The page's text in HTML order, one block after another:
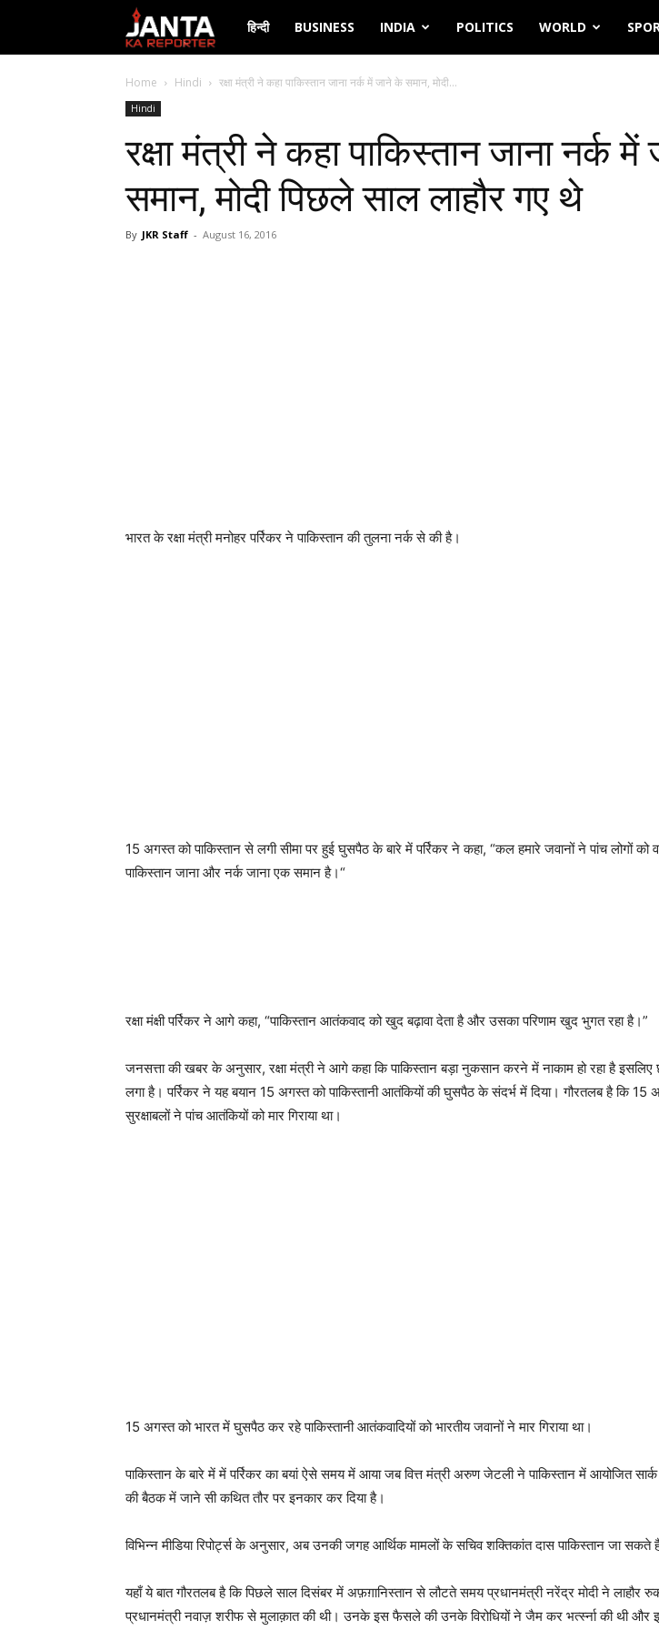
Janta
Ka
Reporter
हिन्दी BUSINESS INDIA POLITICS WORLD
Home Hindi रक्षा मंत्री ने कहा पाकिस्तान जाना नर्क में जाने के समान, मोदी...
Hindi
रक्षा मंत्री ने कहा पाकिस्तान जाना नर्क
समान, मोदी पिछले साल लाहौर गए थे
By JKR Staff - August 16, 2016
भारत के रक्षा मंत्री मनोहर पर्रिकर ने पाकिस्तान की तुलना नर्क से की है।
15 अगस्त को पाकिस्तान से लगी सीमा पर हुई घुसपैठ के बारे में पर्रिकर ने कहा, “कल हमारे जवानों ने पांच लोगों को
पाकिस्तान जाना और नर्क जाना एक समान है।“
रक्षा मंक्षी पर्रिकर ने आगे कहा, “पाकिस्तान आतंकवाद को खुद बढ़ावा देता है और उसका परिणाम खुद भुगत रहा है।”
जनसत्ता की खबर के अनुसार, रक्षा मंत्री ने आगे कहा कि पाकिस्‍तान बड़ा नुकसान करने में नाकाम हो रहा है
लगा है। पर्रिकर ने यह बयान 15 अगस्‍त को पाकिस्‍तानी आतंकियों की घुसपैठ के संदर्भ में दिया। गौरतलब है कि 15
सुरक्षाबलों ने पांच आतंकियों को मार गिराया था।
15 अगस्त को भारत में घुसपैठ कर रहे पाकिस्तानी आतंकवादियों को भारतीय जवानों ने मार गिराया था।
पाकिस्तान के बारे में में पर्रिकर का बयां ऐसे समय में आया जब वित्त मंत्री अरुण जेटली ने पाकिस्तान में आयोजित सार्क
की बैठक में जाने सी कथित तौर पर इनकार कर दिया है।
विभिन्न मीडिया रिपोर्ट्स के अनुसार, अब उनकी जगह आर्थिक मामलों के सचिव शक्तिकांत दास पाकिस्‍तान जा सकते
यहाँ ये बात गौरतलब है कि पिछले साल दिसंबर में अफ़ग़ानिस्तान से लौटते समय प्रधानमंत्री नरेंद्र मोदी ने लाहौर
प्रधानमंत्री नवाज़ शरीफ से मुलाक़ात की थी। उनके इस फैसले की उनके विरोधियों ने जैम कर भर्त्स्ना की थी और